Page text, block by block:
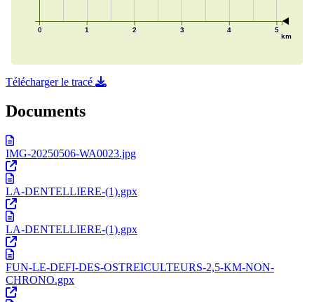
Télécharger le tracé
Documents
IMG-20250506-WA0023.jpg
LA-DENTELLIERE-(1).gpx
LA-DENTELLIERE-(1).gpx
FUN-LE-DEFI-DES-OSTREICULTEURS-2,5-KM-NON-
CHRONO.gpx